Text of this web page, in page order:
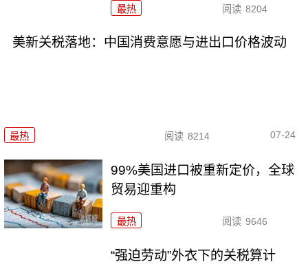
最热 阅读 8204
美新关税落地：中国消费意愿与进出口价格波动
最热 阅读 8214 07-24
99%美国进口被重新定价，全球
贸易迎重构
最热 阅读 9646
“强迫劳动”外衣下的关税算计